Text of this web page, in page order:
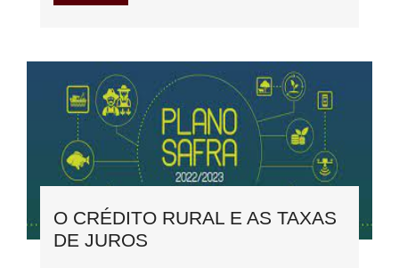
O CRÉDITO RURAL E AS TAXAS
DE JUROS